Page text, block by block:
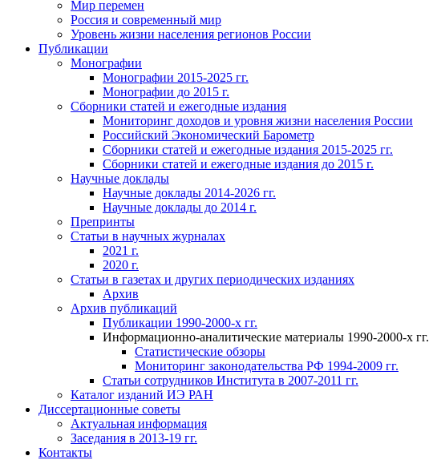
Мир перемен
Россия и современный мир
Уровень жизни населения регионов России
Публикации
Монографии
Монографии 2015-2025 гг.
Монографии до 2015 г.
Сборники статей и ежегодные издания
Мониторинг доходов и уровня жизни населения России
Российский Экономический Барометр
Сборники статей и ежегодные издания 2015-2025 гг.
Сборники статей и ежегодные издания до 2015 г.
Научные доклады
Научные доклады 2014-2026 гг.
Научные доклады до 2014 г.
Препринты
Статьи в научных журналах
2021 г.
2020 г.
Статьи в газетах и других периодических изданиях
Архив
Архив публикаций
Публикации 1990-2000-х гг.
Информационно-аналитические материалы 1990-2000-х гг.
Статистические обзоры
Мониторинг законодательства РФ 1994-2009 гг.
Статьи сотрудников Института в 2007-2011 гг.
Каталог изданий ИЭ РАН
Диссертационные советы
Актуальная информация
Заседания в 2013-19 гг.
Контакты